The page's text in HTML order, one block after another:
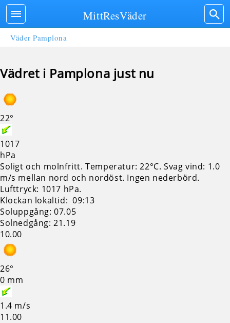
Väder Pamplona
Vädret i Pamplona just nu
22°
1017
hPa
Soligt och molnfritt. Temperatur: 22°C. Svag vind: 1.0
m/s mellan nord och nordöst. Ingen nederbörd.
Lufttryck: 1017 hPa.
Klockan lokaltid: 09:13
Soluppgång: 07.05
Solnedgång: 21.19
10.00
26°
0 mm
1.4 m/s
11.00
MittResVäder